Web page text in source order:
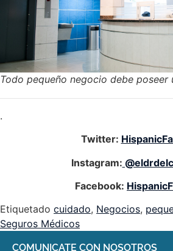
Todo pequeño negocio debe poseer
.
Twitter:
Instagram:
Facebook:
Etiquetado cuidado, Negocios,
Seguros Médicos
COMUNICATE CON NOSOTROS